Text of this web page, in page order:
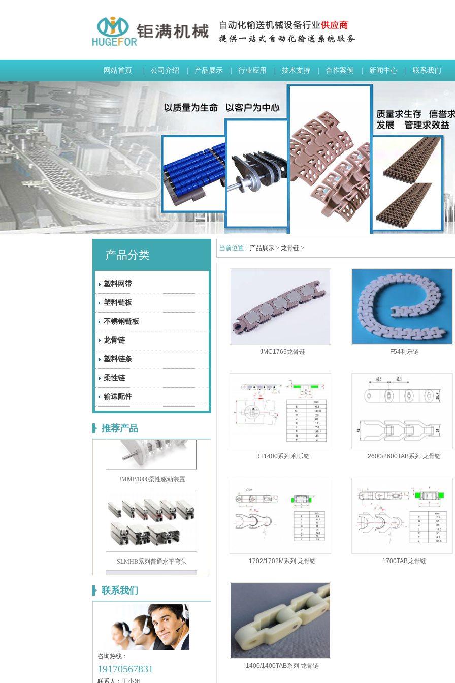
网站首页 公司介绍 产品展示 行业应用 技术支持 合作案例 新闻中心 联系我们
产品分类
塑料网带
塑料链板
不锈钢链板
龙骨链
塑料链条
柔性链
输送配件
推荐产品
JMFA-T型螺栓
联系我们
咨询热线：
19170567831
联系人： 王小姐
当前位置： 产品展示 > 龙骨链 >
JMC1765龙骨链 F54利乐链
RT1400系列 利乐链 2600/2600TAB系列 龙骨链
1702/1702M系列 龙骨链 1700TAB龙骨链
1400/1400TAB系列 龙骨链